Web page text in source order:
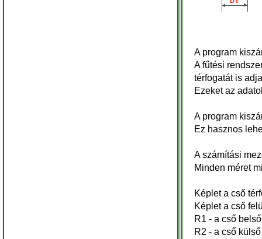
A program
A fűtési
térfogatát is
Ezeket az
A program
Ez hasznos
A számítási
Minden méret
Képlet a cső
Képlet a cső
R1 - a cső
R2 - a cső